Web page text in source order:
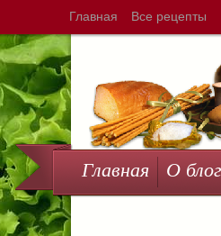
Главная Все рецепты
Главная О